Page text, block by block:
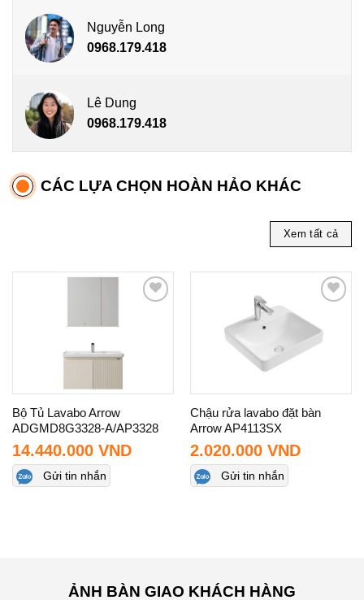
Nguyễn Long
0968.179.418
Lê Dung
0968.179.418
CÁC LỰA CHỌN HOÀN HẢO KHÁC
Xem tất cả
Bộ Tủ Lavabo Arrow
ADGMD8G3328-A/AP3328
14.440.000 VND
Gửi tin nhắn
wishlist
Chậu rửa lavabo đặt bàn
Arrow AP4113SX
2.020.000 VND
Gửi tin nhắn
ẢNH BÀN GIAO KHÁCH HÀNG